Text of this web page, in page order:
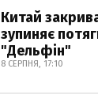
Китай
зупиняє
"Дельфін"
8 СЕРПНЯ, 17:10